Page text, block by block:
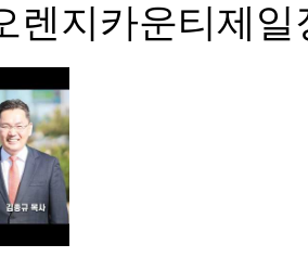
렌지카운티제일